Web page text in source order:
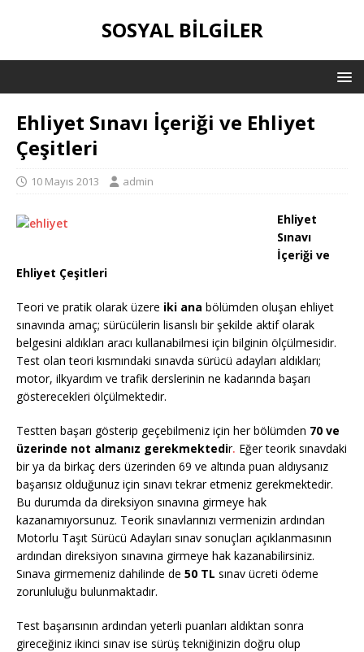
SOSYAL BILGILER
Ehliyet Sınavı İçeriği ve Ehliyet
Çeşitleri
10 Mayıs 2013 admin
Ehliyet
Sınavı
İçeriği ve
Ehliyet Çeşitleri
Teori ve pratik olarak üzere iki ana bölümden oluşan ehliyet
sınavında amaç; sürücülerin lisanslı bir şekilde aktif olarak
belgesini aldıkları aracı kullanabilmesi için bilginin ölçülmesidir.
Test olan teori kısmındaki sınavda sürücü adayları aldıkları;
motor, ilkyardım ve trafik derslerinin ne kadarında başarı
gösterecekleri ölçülmektedir.
Testten başarı gösterip geçebilmeniz için her bölümden 70 ve
üzerinde not almanız gerekmektedir. Eğer teorik sınavdaki
bir ya da birkaç ders üzerinden 69 ve altında puan aldıysanız
başarısız olduğunuz için sınavı tekrar etmeniz gerekmektedir.
Bu durumda da direksiyon sınavına girmeye hak
kazanamıyorsunuz. Teorik sınavlarınızı vermenizin ardından
Motorlu Taşıt Sürücü Adayları sınav sonuçları açıklanmasının
ardından direksiyon sınavına girmeye hak kazanabilirsiniz.
Sınava girmemeniz dahilinde de 50 TL sınav ücreti ödeme
zorunluluğu bulunmaktadır.
Test başarısının ardından yeterli puanları aldıktan sonra
gireceğiniz ikinci sınav ise sürüş tekniğinizin doğru olup